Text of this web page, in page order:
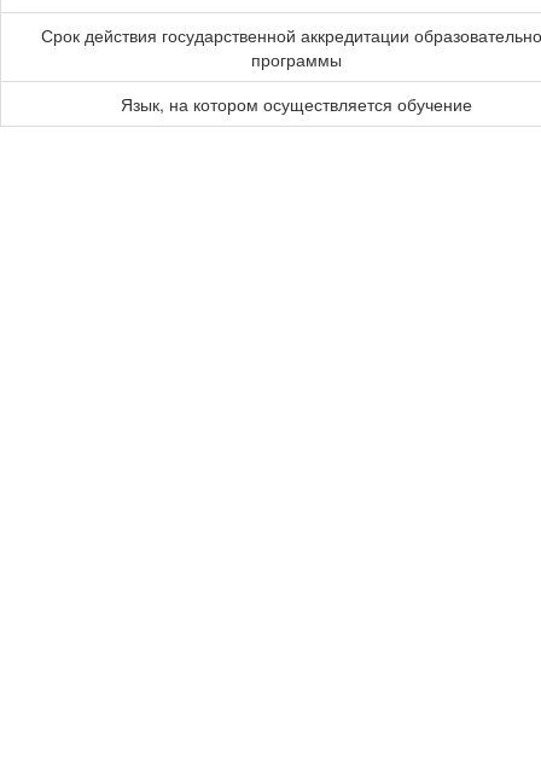
Срок действия государственной аккредитации
программы
Язык, на котором осуществляется обучение